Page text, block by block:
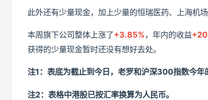
此外还有少量现金，加上少量的恒瑞医药、上海机
本周旗下公司整体上涨了+3.85% ，年内的收益
获得的少量现金暂时还没有想好去处。
注1：表底为截止到今日，老罗和沪深300指数今年
注2：表格中港股已按汇率换算为人民币。